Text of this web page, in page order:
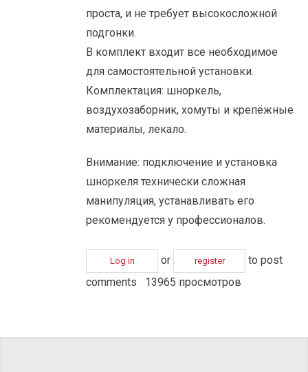
проста, и не требует высокосложной
подгонки.
В комплект входит все необходимое
для самостоятельной установки.
Комплектация: шноркель,
воздухозаборник, хомуты и крепёжные
материалы, лекало.
Внимание: подключение и установка
шноркеля технически сложная
манипуляция, устанавливать его
рекомендуется у профессионалов.
Log in or register
to post
comments
13965 просмотров